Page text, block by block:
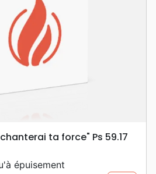
ta force" Ps 59.17
épuisement